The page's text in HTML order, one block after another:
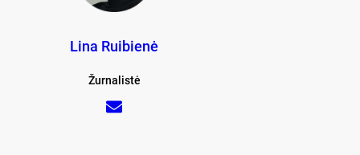
Lina Ruibienė
Žurnalistė